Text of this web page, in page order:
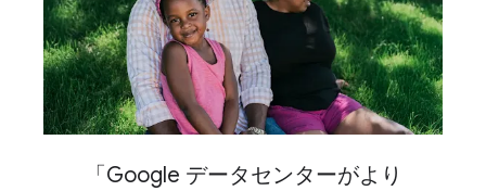
「Google データセンターが​より​